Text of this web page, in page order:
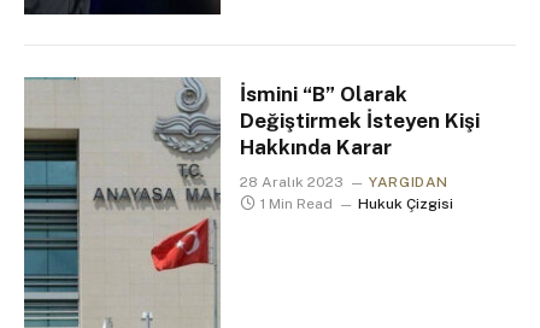
İsmini “B” Olarak
Değiştirmek İsteyen Kişi
Hakkında Karar
28 Aralık 2023
YARGIDAN
1 Min Read
Hukuk Çizgisi